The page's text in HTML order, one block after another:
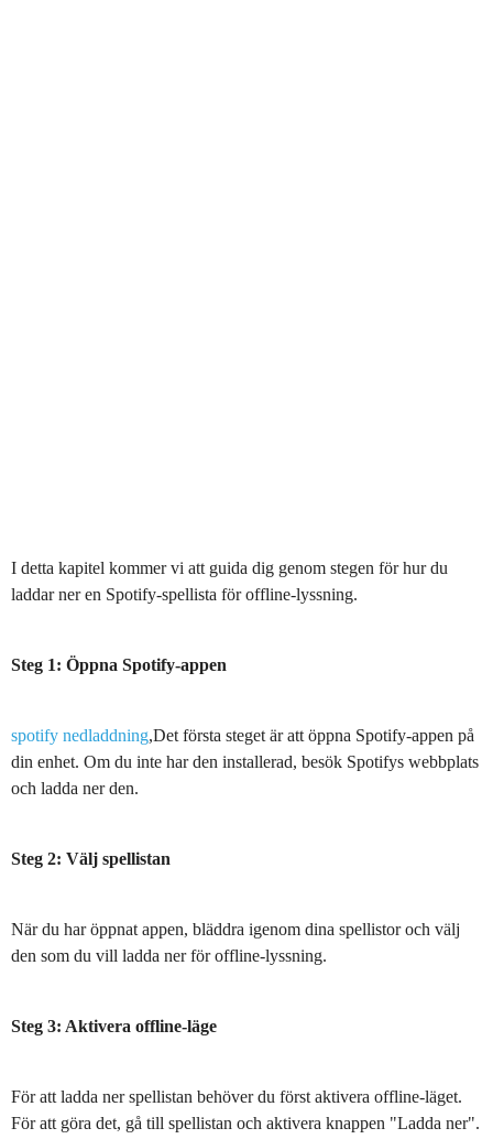
I detta kapitel kommer vi att guida dig genom stegen för hur du
laddar ner en Spotify-spellista för offline-lyssning.
Steg 1: Öppna Spotify-appen
spotify nedladdning,Det första steget är att öppna Spotify-appen på
din enhet. Om du inte har den installerad, besök Spotifys webbplats
och ladda ner den.
Steg 2: Välj spellistan
När du har öppnat appen, bläddra igenom dina spellistor och välj
den som du vill ladda ner för offline-lyssning.
Steg 3: Aktivera offline-läge
För att ladda ner spellistan behöver du först aktivera offline-läget.
För att göra det, gå till spellistan och aktivera knappen "Ladda ner".